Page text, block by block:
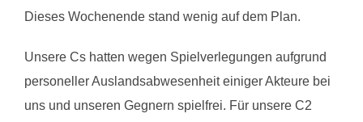
Dieses Wochenende stand wenig auf dem Plan.
Unsere Cs hatten wegen Spielverlegungen aufgrund
personeller Auslandsabwesenheit einiger Akteure bei
uns und unseren Gegnern spielfrei. Für unsere C2